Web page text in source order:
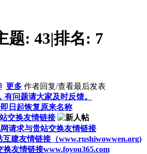
题: 43|排名: 7
更多 作者回复/查看最后发表
有问题请大家及时反馈。
日起恢复原来名称
交换友情链接
请求与贵站交换友情链接
建友情链接（www.rushiwowwen.org)
友情链接www.foyou365.com